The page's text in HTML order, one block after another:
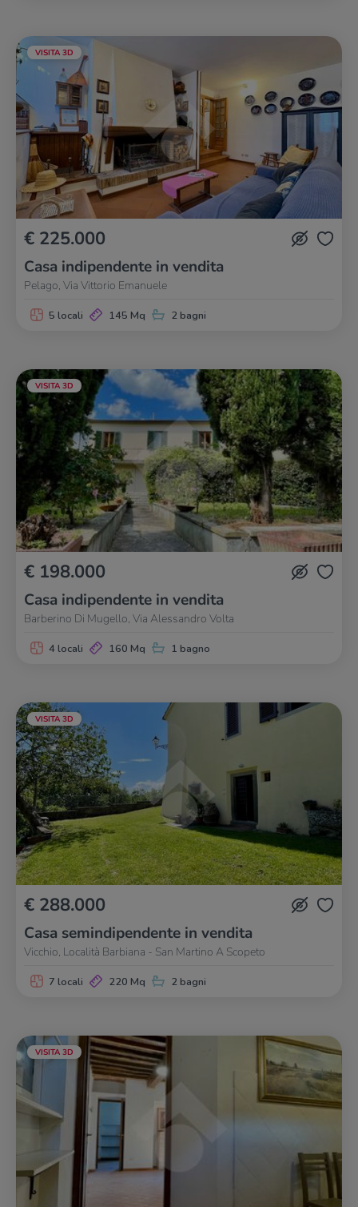
VISITA 3D
€ 225.000
Casa indipendente in vendita
Pelago, Via Vittorio Emanuele
5 locali 145 Mq 2 bagni
VISITA 3D
€ 198.000
Casa indipendente in vendita
Barberino Di Mugello, Via Alessandro Volta
4 locali 160 Mq 1 bagno
VISITA 3D
€ 288.000
Casa semindipendente in vendita
Vicchio, Località Barbiana - San Martino A Scopeto
7 locali 220 Mq 2 bagni
VISITA 3D